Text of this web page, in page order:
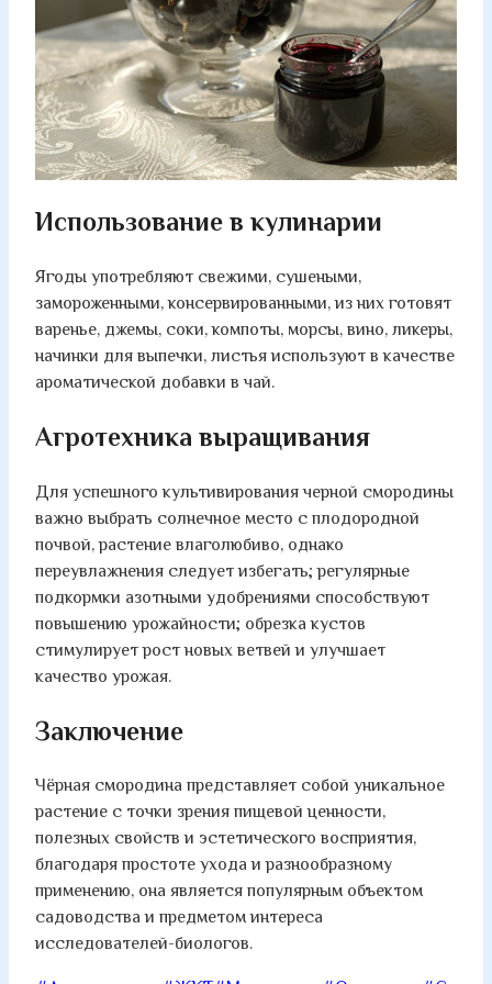
Использование в кулинарии
Ягоды употребляют свежими, сушеными,
замороженными, консервированными, из них готовят
варенье, джемы, соки, компоты, морсы, вино, ликеры,
начинки для выпечки, листья используют в качестве
ароматической добавки в чай.
Агротехника выращивания
Для успешного культивирования черной смородины
важно выбрать солнечное место с плодородной
почвой, растение влаголюбиво, однако
переувлажнения следует избегать; регулярные
подкормки азотными удобрениями способствуют
повышению урожайности; обрезка кустов
стимулирует рост новых ветвей и улучшает
качество урожая.
Заключение
Чёрная смородина представляет собой уникальное
растение с точки зрения пищевой ценности,
полезных свойств и эстетического восприятия,
благодаря простоте ухода и разнообразному
применению, она является популярным объектом
садоводства и предметом интереса
исследователей-биологов.